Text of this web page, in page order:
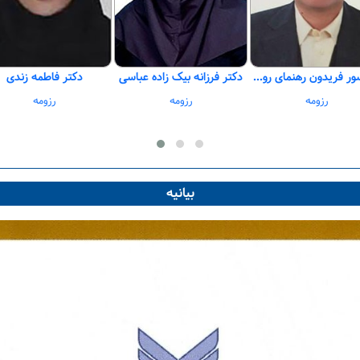
پروفسور فریدون رهنمای رودپشتی
رزومه
دکتر فرزانه بیک زاده عباسی
رزومه
دکتر فاطمه زندی
رزومه
بیانیه